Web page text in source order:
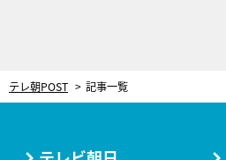
テレ朝POST 記事一覧